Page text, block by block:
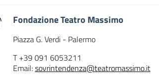
Fondazione Teatro Massimo
Piazza G. Verdi - Palermo
T +39 091 6053211
Email:sovrintendenza@teatromassimo.it